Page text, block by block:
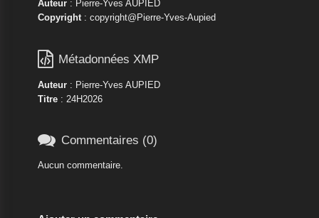
Auteur: Pierre-Yves AUPIED
Copyright: copyright@Pierre-Yves-Aupied
 Métadonnées XMP
Auteur: Pierre-Yves AUPIED
Titre: 24H2026
 Commentaires (0)
Aucun commentaire.